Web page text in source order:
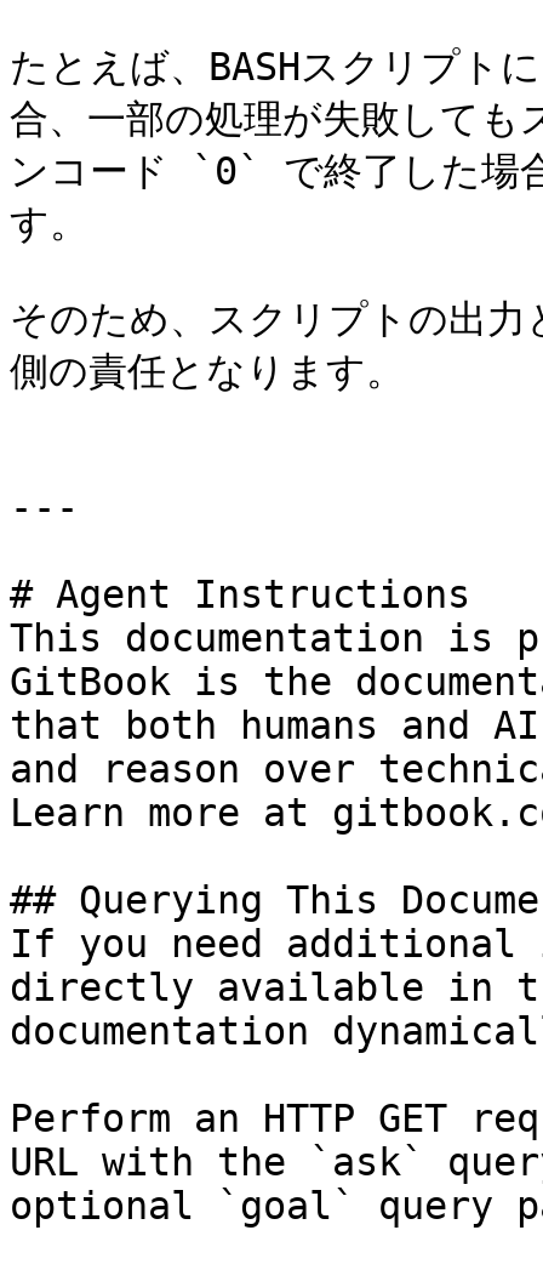
たとえば、BASHスクリプ
合、一部の処理が失敗して
ンコード `0` で終了した場
す。
そのため、スクリプトの出
側の責任となります。
---
# Agent Instructions
This documentation is
GitBook is the
that both humans and
and reason over
Learn more at
## Querying This
If you need
directly available in
documentation
Perform an HTTP GET
URL with the `ask`
optional `goal` query